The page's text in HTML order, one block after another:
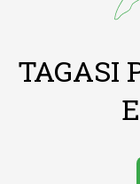
TAGASI